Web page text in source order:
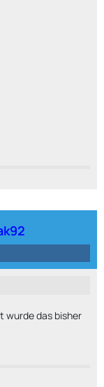
wurde das bisher